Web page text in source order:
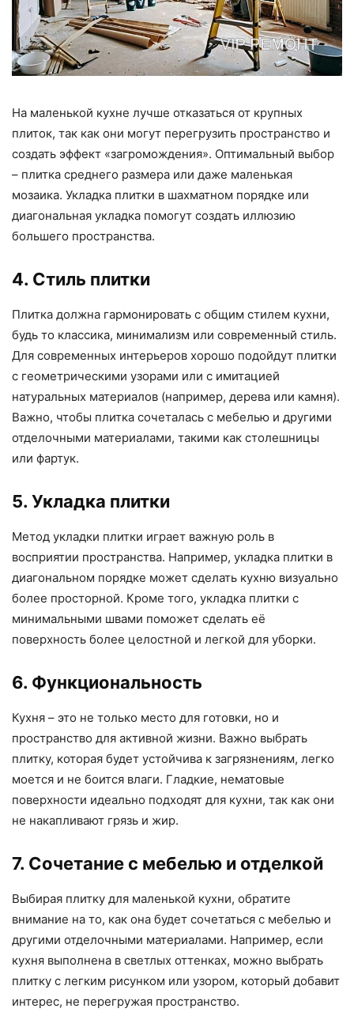
На маленькой кухне лучше отказаться от крупных
плиток, так как они могут перегрузить пространство и
создать эффект «загромождения». Оптимальный выбор
– плитка среднего размера или даже маленькая
мозаика. Укладка плитки в шахматном порядке или
диагональная укладка помогут создать иллюзию
большего пространства.
4. Стиль плитки
Плитка должна гармонировать с общим стилем кухни,
будь то классика, минимализм или современный стиль.
Для современных интерьеров хорошо подойдут плитки
с геометрическими узорами или с имитацией
натуральных материалов (например, дерева или камня).
Важно, чтобы плитка сочеталась с мебелью и другими
отделочными материалами, такими как столешницы
или фартук.
5. Укладка плитки
Метод укладки плитки играет важную роль в
восприятии пространства. Например, укладка плитки в
диагональном порядке может сделать кухню визуально
более просторной. Кроме того, укладка плитки с
минимальными швами поможет сделать её
поверхность более целостной и легкой для уборки.
6. Функциональность
Кухня – это не только место для готовки, но и
пространство для активной жизни. Важно выбрать
плитку, которая будет устойчива к загрязнениям, легко
моется и не боится влаги. Гладкие, нематовые
поверхности идеально подходят для кухни, так как они
не накапливают грязь и жир.
7. Сочетание с мебелью и отделкой
Выбирая плитку для маленькой кухни, обратите
внимание на то, как она будет сочетаться с мебелью и
другими отделочными материалами. Например, если
кухня выполнена в светлых оттенках, можно выбрать
плитку с легким рисунком или узором, который добавит
интерес, не перегружая пространство.